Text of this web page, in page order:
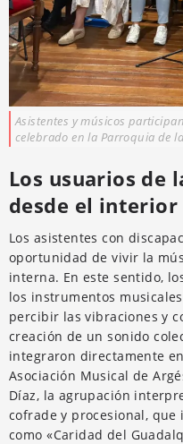
Asistentes y músicos
celebrado en la Parroquia de
Los usuarios de
desde el interior
Los asistentes con
oportunidad de vivir la
interna. En este sentido,
los instrumentos
percibir las vibraciones y
creación de un sonido
integraron directamente
Asociación Musical de
Díaz, la agrupación
cofrade y procesional, que
como «Caridad del